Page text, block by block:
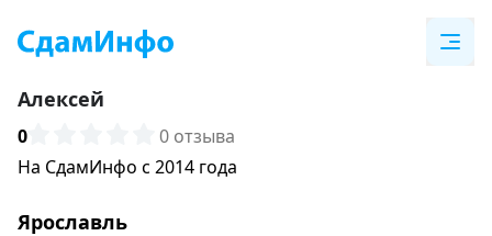
Алексей
0
0 отзыва
На СдамИнфо с 2014 года
Ярославль